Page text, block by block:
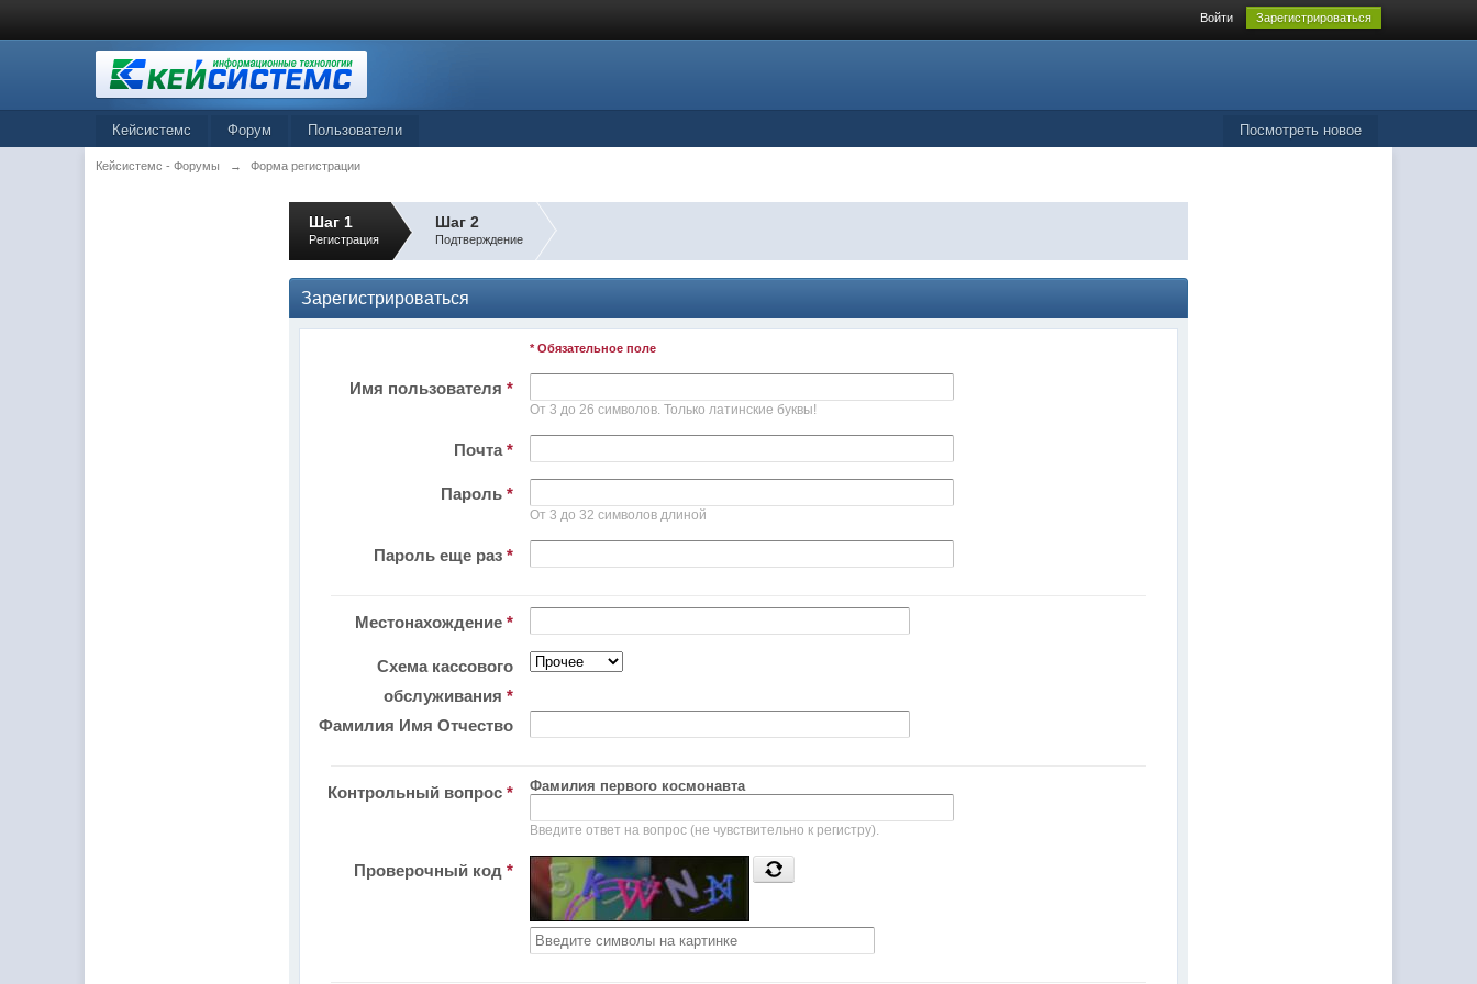
Войти Зарегистрироваться
Посмотреть новое
Кейсистемс Форум Пользователи
Кейсистемс - Форумы → Форма регистрации
Шаг 1
Регистрация
Шаг 2
Подтверждение
Зарегистрироваться
* Обязательное поле
Имя пользователя *
От 3 до 26 символов. Только латинские буквы!
Почта*
Пароль *
От 3 до 32 символов длиной
Пароль еще раз *
Местонахождение *
Схема кассового
обслуживания *
Фамилия Имя Отчество
Контрольный вопрос * Фамилия первого космонавта
Введите ответ на вопрос (не чувствительно к регистру).
Проверочный код *